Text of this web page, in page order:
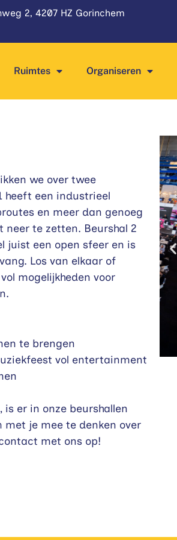
2, 4207 HZ Gorinchem
Ruimtes Organiseren
we over twee
heeft een industrieel
en meer dan genoeg
te zetten. Beurshal 2
juist een open sfeer en is
Los van elkaar of
mogelijkheden voor
te brengen
vol entertainment
er in onze beurshallen
met je mee te denken over
met ons op!